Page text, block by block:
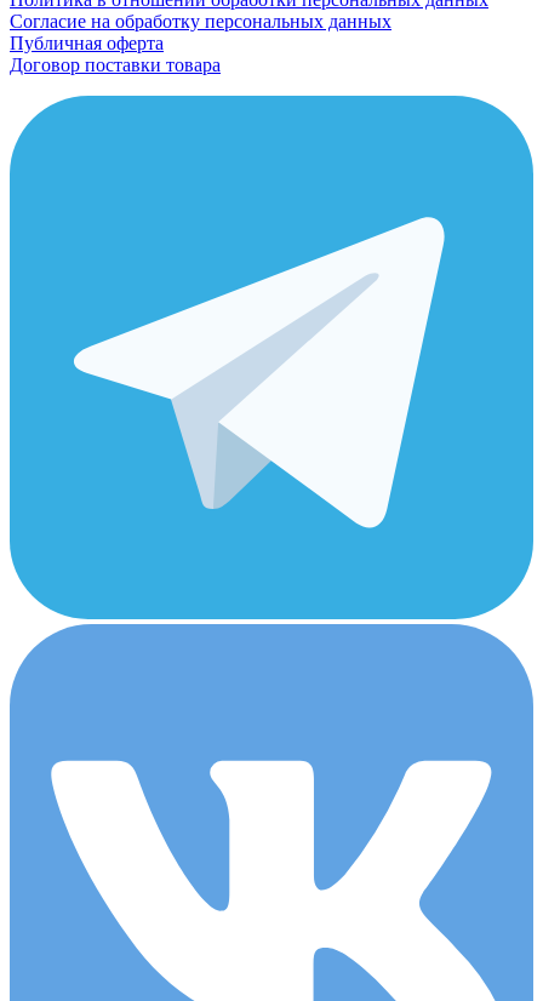
Согласие на обработку персональных данных
Публичная оферта
Договор поставки товара